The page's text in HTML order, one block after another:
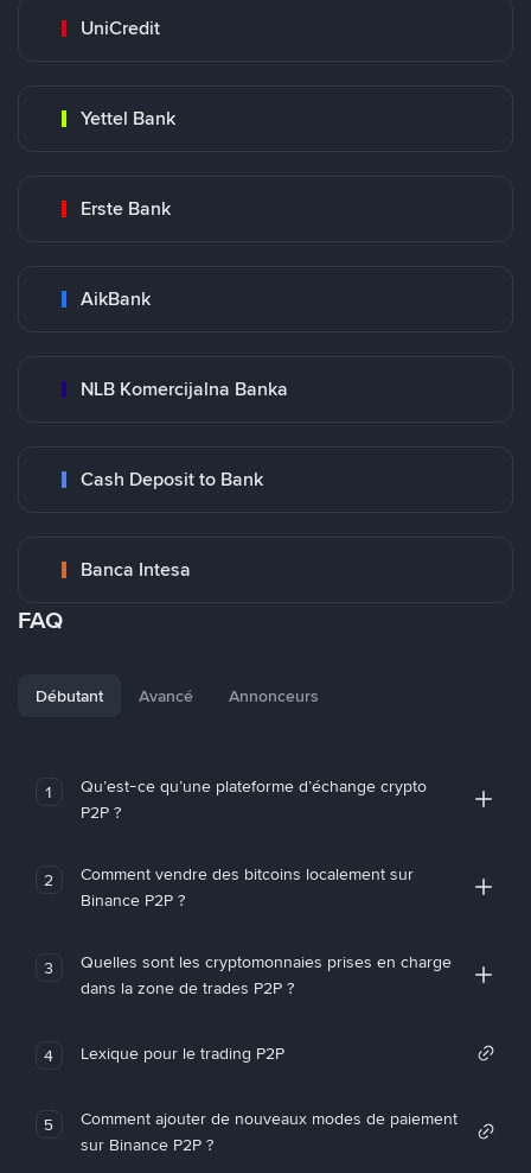
UniCredit
Yettel Bank
Erste Bank
AikBank
NLB Komercijalna Banka
Cash Deposit to Bank
Banca Intesa
FAQ
Débutant Avancé Annonceurs
1
Qu’est-ce qu’une plateforme d’échange crypto
P2P ?
2
Comment vendre des bitcoins localement sur
Binance P2P ?
3
Quelles sont les cryptomonnaies prises en charge
dans la zone de trades P2P ?
4 Lexique pour le trading P2P
5
Comment ajouter de nouveaux modes de paiement
sur Binance P2P ?